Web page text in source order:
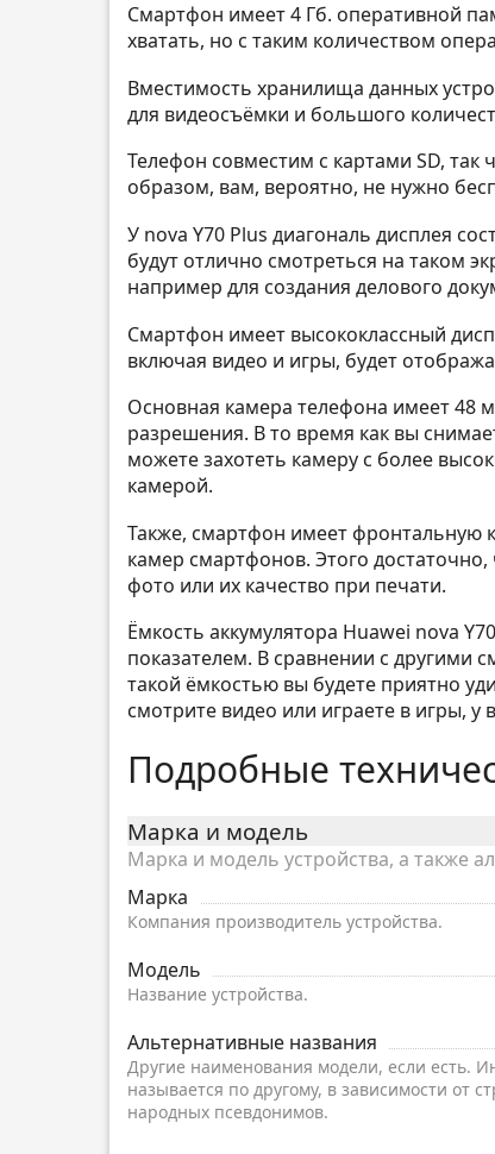
Смартфон имеет 4 Гб. оперативной
хватать, но с таким количеством
Вместимость хранилища данных
для видеосъёмки и большого
Телефон совместим с картами SD,
образом, вам, вероятно, не нужно
У nova Y70 Plus диагональ дисплея
будут отлично смотреться на таком
например для создания делового
Смартфон имеет высококлассный
включая видео и игры, будет
Основная камера телефона имеет 48
разрешения. В то время как вы
можете захотеть камеру с более
камерой.
Также, смартфон имеет фронтальную
камер смартфонов. Этого
фото или их качество при печати.
Ёмкость аккумулятора Huawei nova
показателем. В сравнении с другими
такой ёмкостью вы будете приятно
смотрите видео или играете в игры, у
Подробные
Марка и модель
Марка и модель устройства, а также
Марка
Компания производитель устройства.
Модель
Название устройства.
Альтернативные названия
Другие наименования модели, если есть.
называется по другому, в зависимости от
народных псевдонимов.